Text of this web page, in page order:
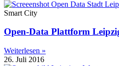
Smart City
Open-Data Plattform
Weiterlesen »
26. Juli 2016